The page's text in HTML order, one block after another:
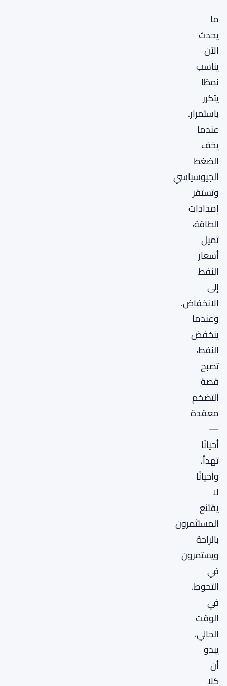
ما
يحدث
الآن
يناسب
نمطًا
يتكرر
باستمرار.
عندما
يخف
الضغط
الجيوسياسي
وتستقر
إمدادات
الطاقة،
تميل
أسعار
النفط
إلى
الانخفاض.
وعندما
ينخفض
النفط،
تصبح
قصة
التضخم
معقدة
—
أحيانًا
تهدأ،
وأحيانًا
لا
يقتنع
المستثمرون
بالراحة
ويستمرون
في
التحوط.
في
الوقت
الحالي،
يبدو
أن
كلا